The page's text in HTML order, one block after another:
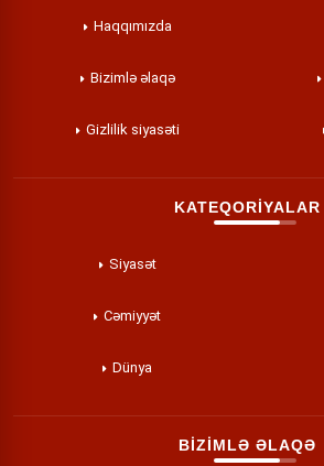
Haqqımızda
Bizimlə əlaqə
Gizlilik siyasəti
KATEQORİYALAR
Siyasət
Cəmiyyət
Dünya
BİZİMLƏ ƏLAQƏ